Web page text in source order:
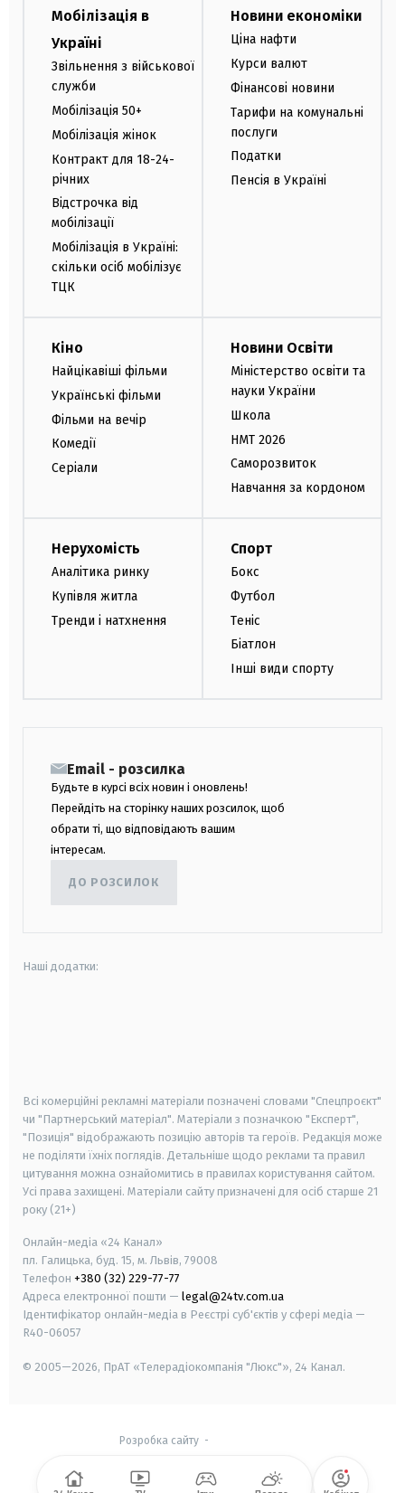
Мобілізація в
Україні
Звільнення з військової
служби
Мобілізація 50+
Мобілізація жінок
Контракт для 18-24-
річних
Відстрочка від
мобілізації
Мобілізація в Україні:
скільки осіб мобілізує
ТЦК
Новини економіки
Ціна нафти
Курси валют
Фінансові новини
Тарифи на комунальні
послуги
Податки
Пенсія в Україні
Кіно
Найцікавіші фільми
Українські фільми
Фільми на вечір
Комедії
Серіали
Новини Освіти
Міністерство освіти та
науки України
Школа
НМТ 2026
Саморозвиток
Навчання за кордоном
Нерухомість
Аналітика ринку
Купівля житла
Тренди і натхнення
Спорт
Бокс
Футбол
Теніс
Біатлон
Інші види спорту
Email - розсилка
Будьте в курсі всіх новин і оновлень!
Перейдіть на сторінку наших розсилок, щоб
обрати ті, що відповідають вашим
інтересам.
ДО РОЗСИЛОК
Наші додатки:
Всі комерційні рекламні матеріали позначені словами "Спецпроєкт"
чи "Партнерський матеріал". Матеріали з позначкою "Експерт",
"Позиція" відображають позицію авторів та героїв. Редакція може
не поділяти їхніх поглядів. Детальніше щодо реклами та правил
цитування можна ознайомитись в правилах користування сайтом.
Усі права захищені. Матеріали сайту призначені для осіб старше 21
року (21+)
Онлайн-медіа «24 Канал»
пл. Галицька, буд. 15, м. Львів, 79008
Телефон +380 (32) 229-77-77
Адреса електронної пошти — legal@24tv.com.ua
Ідентифікатор онлайн-медіа в Реєстрі суб'єктів у сфері медіа —
R40-06057
© 2005—2026, ПрАТ «Телерадіокомпанія "Люкс"», 24 Канал.
Розробка сайту-